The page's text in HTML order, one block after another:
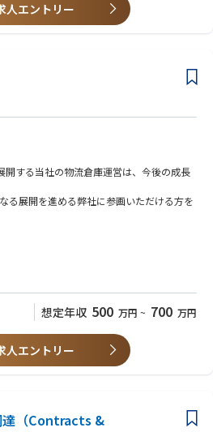
レベル
人エントリー
する当社の物流倉庫運営は、今後の成長
る展開を進める弊社に参画いただける方を
配送スケジュール管理と改善、倉庫運営の
育、チームパフォーマンス評価と改善
想定年収 500 万円 ~ 700 万円
人エントリー
達（Contracts &